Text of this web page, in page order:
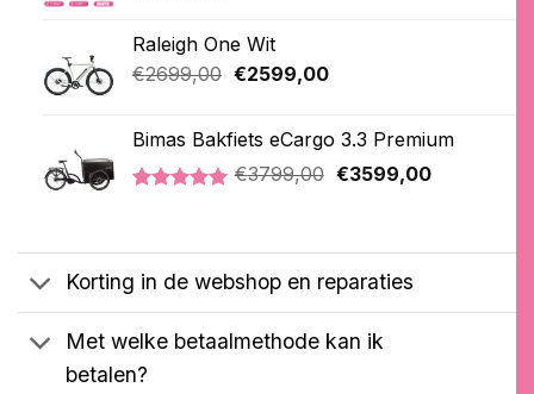
gebaseerd
op
klantbeoordelingen
Raleigh One Wit
€2699,00 Oorspronkelijke
€2699,00.
€2599,00Huidige
€2599,00.
Bimas Bakfiets eCargo 3.3 Premium
klantbeoordelingen
€3799,00 Oorspronkelijke
€3599,00Huidige
Korting in de webshop en reparaties
Met welke betaalmethode kan ik
betalen?